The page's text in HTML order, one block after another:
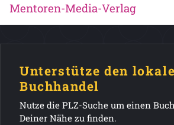
Mentoren-Media-Verlag
Unterstütze den
Buchhandel
Nutze die PLZ-Suche um einen
Deiner Nähe zu finden.